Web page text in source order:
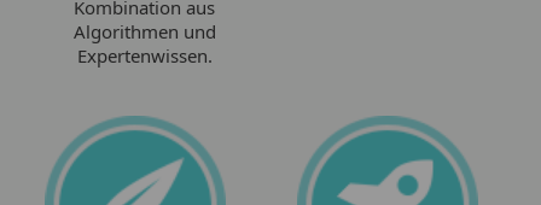
Kombination aus
Algorithmen und
Expertenwissen.